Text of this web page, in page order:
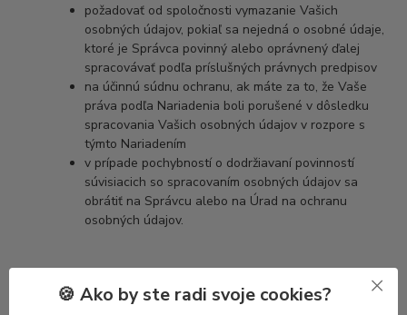
požadovať od spoločnosti vymazanie Vašich
osobných údajov, pokiaľ sa nejedná o osobné údaje,
ktoré je Správca povinný alebo oprávnený ďalej
spracovávať podľa príslušných právnych predpisov
na účinnú súdnu ochranu, ak máte za to, že Vaše
práva podľa Nariadenia boli porušené v dôsledku
spracovania Vašich osobných údajov v rozpore s
týmto Nariadením
v prípade pochybností o dodržiavaní povinností
súvisiacich so spracovaním osobných údajov sa
obrátiť na Správcu alebo na Úrad na ochranu
osobných údajov.
🍪 Ako by ste radi svoje cookies?